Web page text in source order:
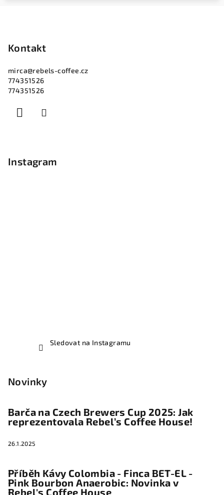
Kontakt
mirca@rebels-coffee.cz
774351526
774351526
Instagram
Sledovat na Instagramu
Novinky
Barča na Czech Brewers Cup 2025: Jak
reprezentovala Rebel’s Coffee House!
26.1.2025
Příběh Kávy Colombia - Finca BET-EL -
Pink Bourbon Anaerobic: Novinka v
Rebel's Coffee House